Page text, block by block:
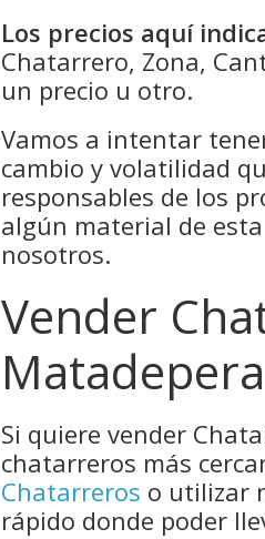
Los precios aquí
Chatarrero, Zona,
un precio u otro.
Vamos a intentar
cambio y volatilidad
responsables de los
algún material de
nosotros.
Vender
Matadepera
Si quiere vender
chatarreros más
Chatarreros o utilizar
rápido donde poder